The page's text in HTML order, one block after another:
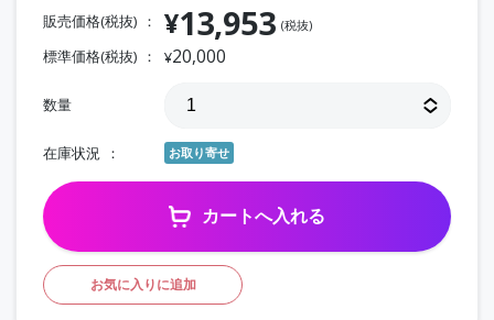
販売価格(税抜) ¥13,953 (税抜)
標準価格(税抜) ¥20,000
数量
在庫状況 お取り寄せ
カートへ入れる
お気に入りに追加